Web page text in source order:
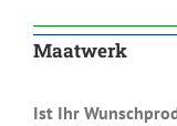
Maatwerk
Ist Ihr